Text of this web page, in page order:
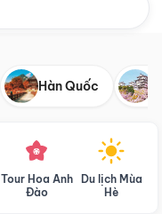
Hàn Quốc
Tour Hoa Anh
Đào
Du lịch Mùa
Hè